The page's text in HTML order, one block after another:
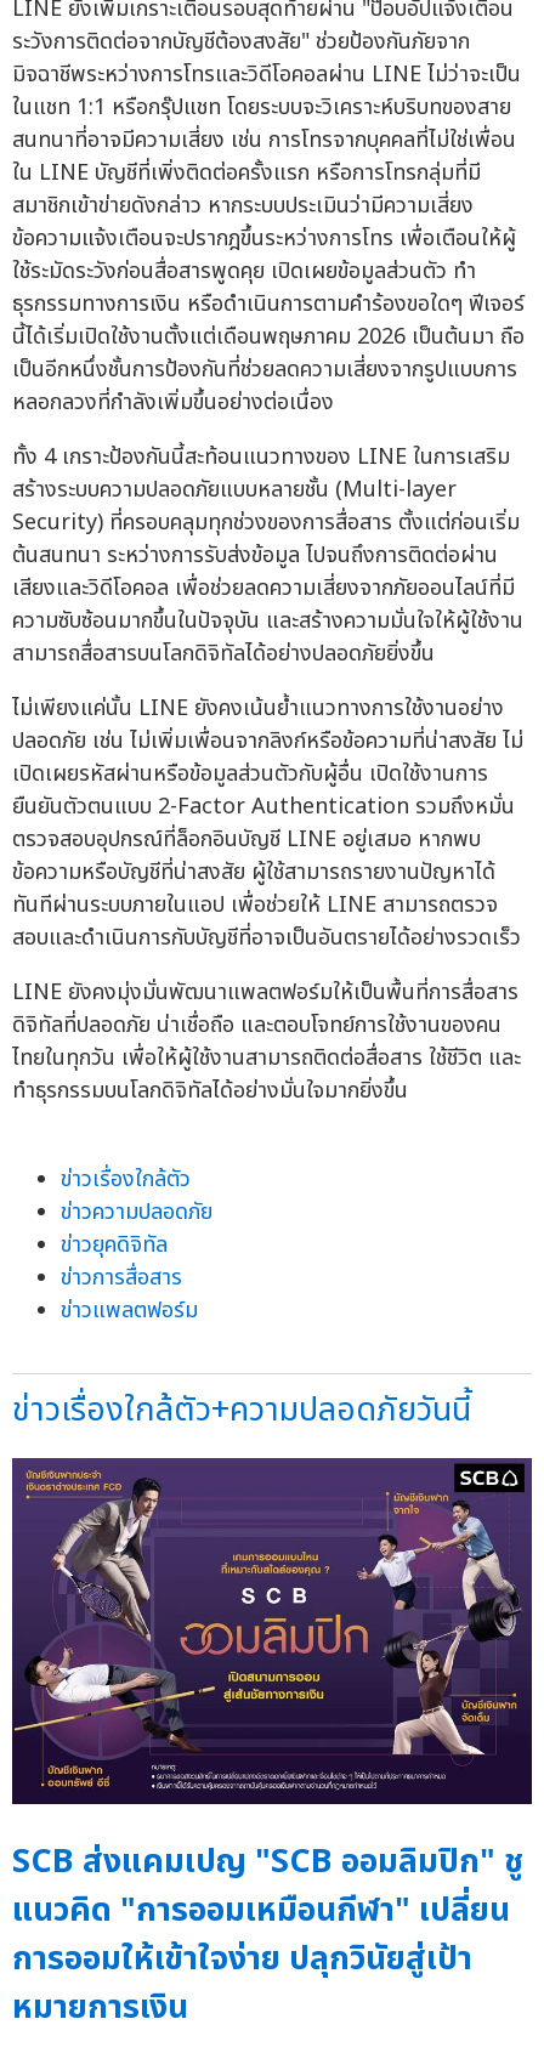
LINE ยังเพิ่มเกราะเตือนรอบสุดท้ายผ่าน "ป๊อบอัปแจ้งเตือน
ระวังการติดต่อจากบัญชีต้องสงสัย" ช่วยป้องกันภัยจาก
มิจฉาชีพระหว่างการโทรและวิดีโอคอลผ่าน LINE ไม่ว่าจะเป็น
ในแชท 1:1 หรือกรุ๊ปแชท โดยระบบจะวิเคราะห์บริบทของสาย
สนทนาที่อาจมีความเสี่ยง เช่น การโทรจากบุคคลที่ไม่ใช่เพื่อน
ใน LINE บัญชีที่เพิ่งติดต่อครั้งแรก หรือการโทรกลุ่มที่มี
สมาชิกเข้าข่ายดังกล่าว หากระบบประเมินว่ามีความเสี่ยง
ข้อความแจ้งเตือนจะปรากฎขึ้นระหว่างการโทร เพื่อเตือนให้ผู้
ใช้ระมัดระวังก่อนสื่อสารพูดคุย เปิดเผยข้อมูลส่วนตัว ทำ
ธุรกรรมทางการเงิน หรือดำเนินการตามคำร้องขอใดๆ ฟีเจอร์
นี้ได้เริ่มเปิดใช้งานตั้งแต่เดือนพฤษภาคม 2026 เป็นต้นมา ถือ
เป็นอีกหนึ่งชั้นการป้องกันที่ช่วยลดความเสี่ยงจากรูปแบบการ
หลอกลวงที่กำลังเพิ่มขึ้นอย่างต่อเนื่อง
ทั้ง 4 เกราะป้องกันนี้สะท้อนแนวทางของ LINE ในการเสริม
สร้างระบบความปลอดภัยแบบหลายชั้น (Multi-layer
Security) ที่ครอบคลุมทุกช่วงของการสื่อสาร ตั้งแต่ก่อนเริ่ม
ต้นสนทนา ระหว่างการรับส่งข้อมูล ไปจนถึงการติดต่อผ่าน
เสียงและวิดีโอคอล เพื่อช่วยลดความเสี่ยงจากภัยออนไลน์ที่มี
ความซับซ้อนมากขึ้นในปัจจุบัน และสร้างความมั่นใจให้ผู้ใช้งาน
สามารถสื่อสารบนโลกดิจิทัลได้อย่างปลอดภัยยิ่งขึ้น
ไม่เพียงแค่นั้น LINE ยังคงเน้นย้ำแนวทางการใช้งานอย่าง
ปลอดภัย เช่น ไม่เพิ่มเพื่อนจากลิงก์หรือข้อความที่น่าสงสัย ไม่
เปิดเผยรหัสผ่านหรือข้อมูลส่วนตัวกับผู้อื่น เปิดใช้งานการ
ยืนยันตัวตนแบบ 2-Factor Authentication รวมถึงหมั่น
ตรวจสอบอุปกรณ์ที่ล็อกอินบัญชี LINE อยู่เสมอ หากพบ
ข้อความหรือบัญชีที่น่าสงสัย ผู้ใช้สามารถรายงานปัญหาได้
ทันทีผ่านระบบภายในแอป เพื่อช่วยให้ LINE สามารถตรวจ
สอบและดำเนินการกับบัญชีที่อาจเป็นอันตรายได้อย่างรวดเร็ว
LINE ยังคงมุ่งมั่นพัฒนาแพลตฟอร์มให้เป็นพื้นที่การสื่อสาร
ดิจิทัลที่ปลอดภัย น่าเชื่อถือ และตอบโจทย์การใช้งานของคน
ไทยในทุกวัน เพื่อให้ผู้ใช้งานสามารถติดต่อสื่อสาร ใช้ชีวิต และ
ทำธุรกรรมบนโลกดิจิทัลได้อย่างมั่นใจมากยิ่งขึ้น
ข่าวเรื่องใกล้ตัว
ข่าวความปลอดภัย
ข่าวยุคดิจิทัล
ข่าวการสื่อสาร
ข่าวแพลตฟอร์ม
ข่าวเรื่องใกล้ตัว+ความปลอดภัยวันนี้
SCB ส่งแคมเปญ "SCB ออมลิมปิก" ชู
แนวคิด "การออมเหมือนกีฬา" เปลี่ยน
การออมให้เข้าใจง่าย ปลุกวินัยสู่เป้า
หมายการเงิน